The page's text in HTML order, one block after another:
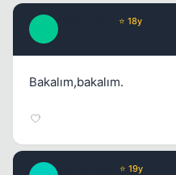
⭐ 18y
Bakalım,bakalım.
⭐ 19y